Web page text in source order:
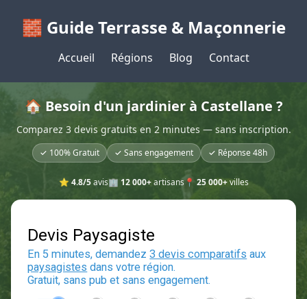
🧱 Guide Terrasse & Maçonnerie
Accueil Régions Blog Contact
🏠 Besoin d'un jardinier à Castellane ?
Comparez 3 devis gratuits en 2 minutes — sans inscription.
✓ 100% Gratuit ✓ Sans engagement ✓ Réponse 48h
⭐ 4.8/5avis🏢 12 000+artisans📍 25 000+villes
Devis Paysagiste